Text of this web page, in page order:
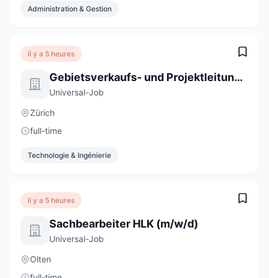
Administration & Gestion
il y a 5 heures
Gebietsverkaufs- und Projektleitung 100% (m/w/d)
Universal-Job
Zürich
full-time
Technologie & Ingénierie
il y a 5 heures
Sachbearbeiter HLK (m/w/d)
Universal-Job
Olten